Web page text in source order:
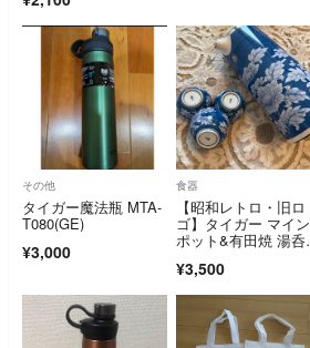
その他
タイガー魔法瓶 MTA-
T080(GE)
¥3,000
食器
【昭和レトロ・旧ロ
ゴ】タイガー マイン
ポット&有田焼 湯呑
¥3,500